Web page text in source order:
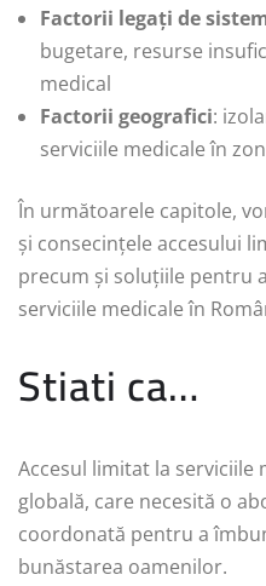
Factorii legați de
bugetare, resurse
medical
Factorii geografici:
serviciile medicale în
În următoarele capitole,
și consecințele accesului
precum și soluțiile pentru
serviciile medicale în
Stiati ca…
Accesul limitat la serviciile
globală, care necesită o
coordonată pentru a
bunăstarea oamenilor.